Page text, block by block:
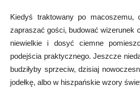
Kiedyś traktowany po macoszemu,
zapraszać gości, budować wizerunek
niewielkie i dosyć ciemne
podejścia praktycznego. Jeszcze
budziłyby sprzeciw, dzisiaj
jodełkę, albo w hiszpańskie wzory